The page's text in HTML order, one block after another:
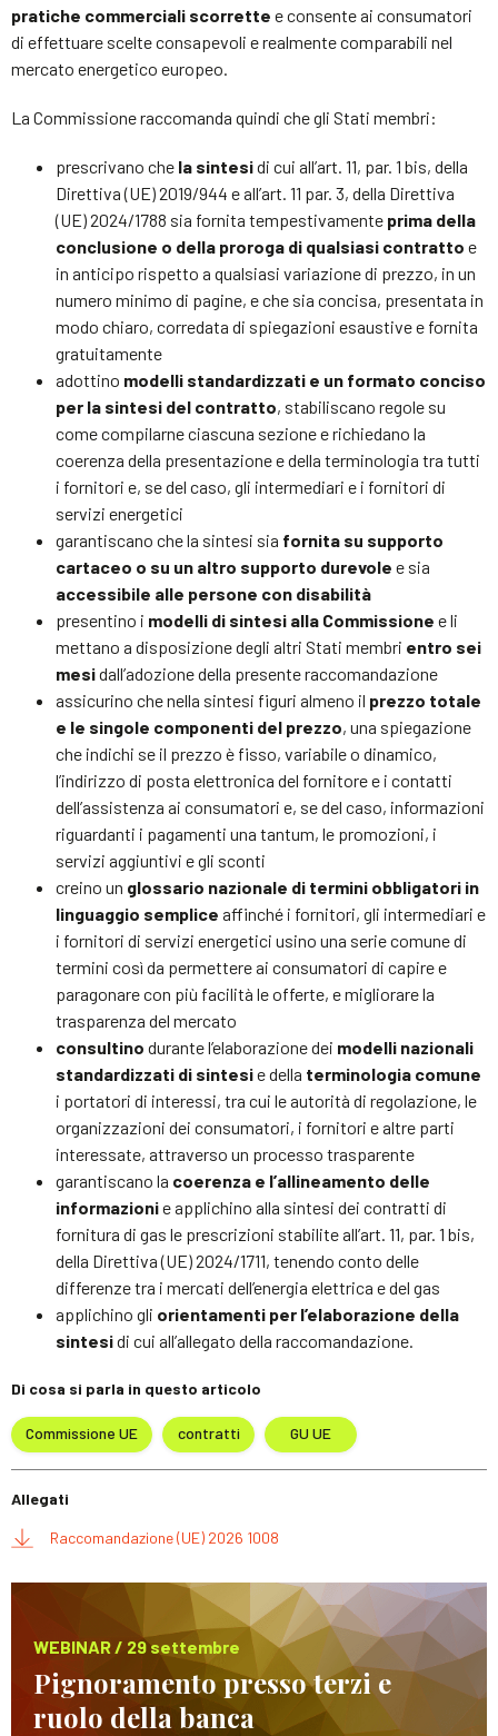
pratiche commerciali scorrette e consente ai consumatori
di effettuare scelte consapevoli e realmente comparabili nel
mercato energetico europeo.
La Commissione raccomanda quindi che gli Stati membri:
prescrivano che la sintesidi cui all’art. 11, par. 1 bis, della
Direttiva (UE) 2019/944 e all’art. 11 par. 3, della Direttiva
(UE) 2024/1788 sia fornita tempestivamente prima della
conclusione o della proroga di qualsiasi contratto e
in anticipo rispetto a qualsiasi variazione di prezzo, in un
numero minimo di pagine, e che sia concisa, presentata in
modo chiaro, corredata di spiegazioni esaustive e fornita
gratuitamente
adottino modelli standardizzati e un formato conciso
per la sintesi del contratto, stabiliscano regole su
come compilarne ciascuna sezione e richiedano la
coerenza della presentazione e della terminologia tra tutti
i fornitori e, se del caso, gli intermediari e i fornitori di
servizi energetici
garantiscano che la sintesi sia fornita su supporto
cartaceo o su un altro supporto durevole e sia
accessibile alle persone con disabilità
presentino i modelli di sintesi alla Commissione e li
mettano a disposizione degli altri Stati membri entro sei
mesidall’adozione della presente raccomandazione
assicurino che nella sintesi figuri almeno il prezzo totale
e le singole componenti del prezzo, una spiegazione
che indichi se il prezzo è fisso, variabile o dinamico,
l’indirizzo di posta elettronica del fornitore e i contatti
dell’assistenza ai consumatori e, se del caso, informazioni
riguardanti i pagamenti una tantum, le promozioni, i
servizi aggiuntivi e gli sconti
creino un glossario nazionale di termini obbligatori in
linguaggio semplice affinché i fornitori, gli intermediari e
i fornitori di servizi energetici usino una serie comune di
termini così da permettere ai consumatori di capire e
paragonare con più facilità le offerte, e migliorare la
trasparenza del mercato
consultino durante l’elaborazione dei modelli nazionali
standardizzati di sintesie della terminologia comune
i portatori di interessi, tra cui le autorità di regolazione, le
organizzazioni dei consumatori, i fornitori e altre parti
interessate, attraverso un processo trasparente
garantiscano la coerenza e l’allineamento delle
informazionie applichino alla sintesi dei contratti di
fornitura di gas le prescrizioni stabilite all’art. 11, par. 1 bis,
della Direttiva (UE) 2024/1711, tenendo conto delle
differenze tra i mercati dell’energia elettrica e del gas
applichino gli orientamenti per l’elaborazione della
sintesidi cui all’allegato della raccomandazione.
Di cosa si parla in questo articolo
Commissione UE contratti GU UE
Allegati
Raccomandazione (UE) 2026 1008
WEBINAR / 29 settembre
Pignoramento presso terzi e
ruolo della banca